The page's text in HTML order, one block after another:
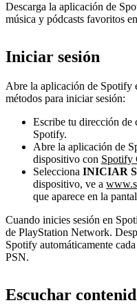
Descarga la aplicación de
música y pódcasts favoritos
Iniciar sesión
Abre la aplicación de Spotify
métodos para iniciar sesión:
Escribe tu dirección de
Spotify.
Abre la aplicación de
dispositivo con Spotify
Selecciona INICIAR
dispositivo, ve a
que aparece en la
Cuando inicies sesión en
de PlayStation Network.
Spotify automáticamente
PSN.
Escuchar